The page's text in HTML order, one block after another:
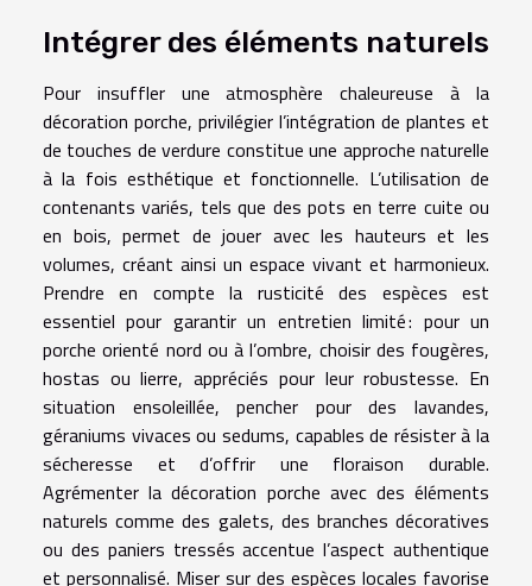
Intégrer des éléments naturels
Pour insuffler une atmosphère chaleureuse à la
décoration porche, privilégier l’intégration de plantes et
de touches de verdure constitue une approche naturelle
à la fois esthétique et fonctionnelle. L’utilisation de
contenants variés, tels que des pots en terre cuite ou
en bois, permet de jouer avec les hauteurs et les
volumes, créant ainsi un espace vivant et harmonieux.
Prendre en compte la rusticité des espèces est
essentiel pour garantir un entretien limité : pour un
porche orienté nord ou à l’ombre, choisir des fougères,
hostas ou lierre, appréciés pour leur robustesse. En
situation ensoleillée, pencher pour des lavandes,
géraniums vivaces ou sedums, capables de résister à la
sécheresse et d’offrir une floraison durable.
Agrémenter la décoration porche avec des éléments
naturels comme des galets, des branches décoratives
ou des paniers tressés accentue l’aspect authentique
et personnalisé. Miser sur des espèces locales favorise